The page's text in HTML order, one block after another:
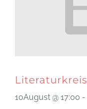
Literaturkreis
10August @ 17:00 -